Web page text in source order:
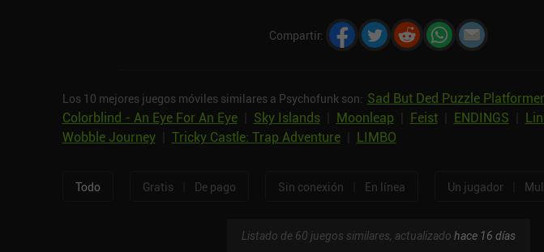
Compartir:
Los 10 mejores juegos móviles similares a Psychofunk son: Sad But Ded Puzzle Platformer
Colorblind - An Eye For An Eye| Sky Islands| Moonleap Feist| ENDINGS
Wobble Journey| Tricky Castle: Trap Adventure| LIMBO
Todo Gratis De pago Sin conexión En línea Un jugador
Listado de 60 juegos similares, actualizado hace 16 días